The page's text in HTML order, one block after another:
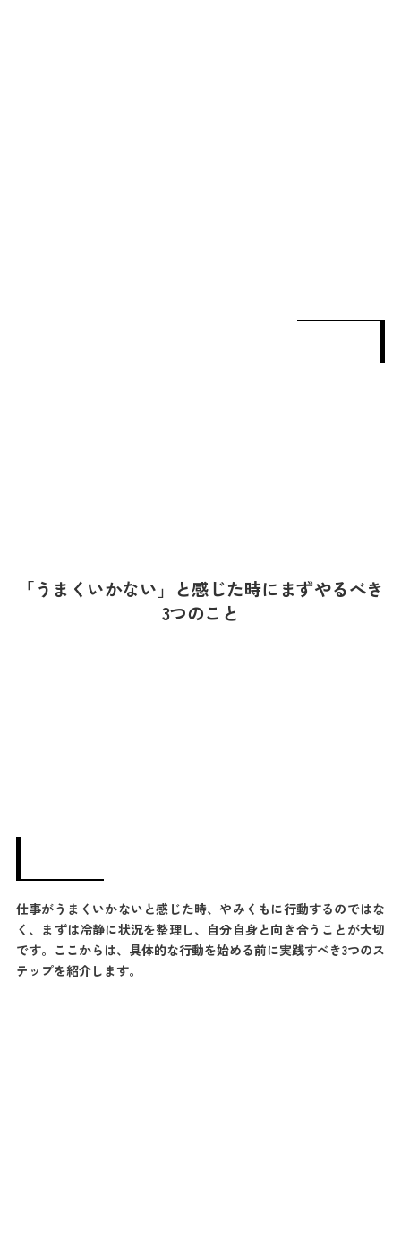
「うまくいかない」と感じた時にまずやるべき
3つのこと
仕事がうまくいかないと感じた時、やみくもに行動するのではな
く、まずは冷静に状況を整理し、自分自身と向き合うことが大切
です。ここからは、具体的な行動を始める前に実践すべき3つのス
テップを紹介します。